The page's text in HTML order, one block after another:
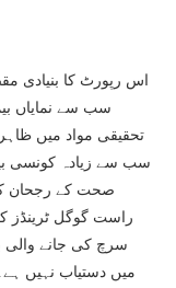
اس رپورٹ کا بنیادی
سب سے نمایاں
تحقیقی مواد میں
سب سے زیادہ کونسی
صحت کے رجحان کو
راست گوگل ٹرینڈز
سرچ کی جانے والی